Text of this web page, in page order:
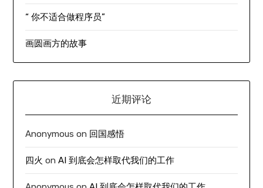
“ 你不适合做程序员”
画圆画方的故事
近期评论
Anonymous on 回国感悟
四火 onAI 到底会怎样取代我们的工作